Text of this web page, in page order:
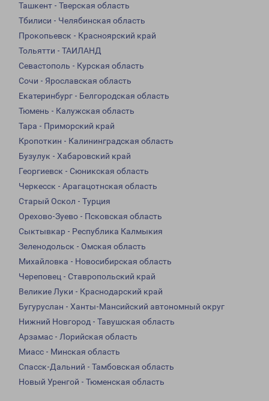
Ташкент - Тверская область
Тбилиси - Челябинская область
Прокопьевск - Красноярский край
Тольятти - ТАИЛАНД
Севастополь - Курская область
Сочи - Ярославская область
Екатеринбург - Белгородская область
Тюмень - Калужская область
Тара - Приморский край
Кропоткин - Калининградская область
Бузулук - Хабаровский край
Георгиевск - Сюникская область
Черкесск - Арагацотнская область
Старый Оскол - Турция
Орехово-Зуево - Псковская область
Сыктывкар - Республика Калмыкия
Зеленодольск - Омская область
Михайловка - Новосибирская область
Череповец - Ставропольский край
Великие Луки - Краснодарский край
Бугуруслан - Ханты-Мансийский автономный округ
Нижний Новгород - Тавушская область
Арзамас - Лорийская область
Миасс - Минская область
Спасск-Дальний - Тамбовская область
Новый Уренгой - Тюменская область